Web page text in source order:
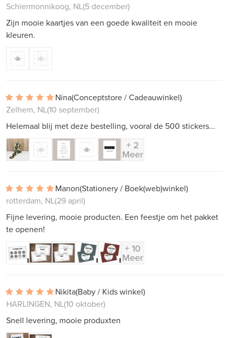
Schiermonnikoog, NL(5 december)
Zijn mooie kaartjes van een goede kwaliteit en mooie
kleuren.
Nina(Conceptstore / Cadeauwinkel)
Zelhem, NL(10 september)
Helemaal blij met deze bestelling, vooral de 500 stickers...
+ 2
Meer
Manon(Stationery / Boek(web)winkel)
rotterdam, NL(29 april)
Fijne levering, mooie producten. Een feestje om het pakket
te openen!
+ 10
Meer
Nikita(Baby / Kids winkel)
HARLINGEN, NL(10 oktober)
Snell levering, mooie produxten